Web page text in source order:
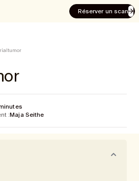
Réserver un scan
:Maja Seithe